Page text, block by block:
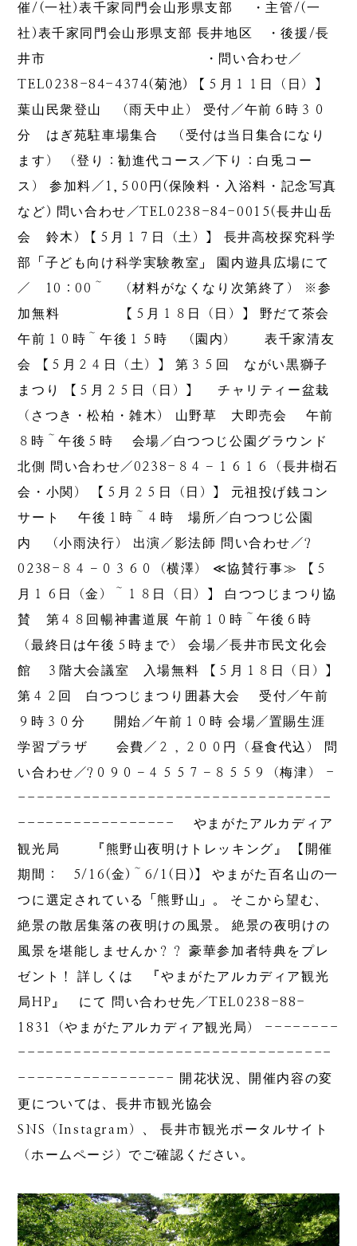
催/(一社)表千家同門会山形県支部 ・主管/(一
社)表千家同門会山形県支部 長井地区 ・後援/長
井市 ・問い合わせ／
TEL0238-84-4374(菊池) 【５月１１日（日）】
葉山民衆登山 （雨天中止） 受付／午前６時３０
分 はぎ苑駐車場集合 （受付は当日集合になり
ます） （登り：勧進代コース／下り：白兎コー
ス） 参加料／1,５00円(保険料・入浴料・記念写真
など) 問い合わせ／TEL0238-84-0015(長井山岳
会 鈴木) 【５月１７日（土）】 長井高校探究科学
部「子ども向け科学実験教室」 園内遊具広場にて
／ 10：00～ （材料がなくなり次第終了） ※参
加無料 【５月１８日（日）】 野だて茶会
午前１０時～午後１５時 （園内） 表千家清友
会 【５月２４日（土）】 第３５回 ながい黒獅子
まつり 【５月２５日（日）】 チャリティー盆栽
（さつき・松柏・雑木） 山野草 大即売会 午前
８時～午後５時 会場／白つつじ公園グラウンド
北側 問い合わせ／0238-８４－１６１６（長井樹石
会・小関） 【５月２５日（日）】 元祖投げ銭コン
サート 午後１時～４時 場所／白つつじ公園
内 （小雨決行） 出演／影法師 問い合わせ／?
0238-８４－０３６０（横澤） ≪協賛行事≫ 【５
月１６日（金）～１８日（日）】 白つつじまつり協
賛 第４８回暢神書道展 午前１０時～午後６時
（最終日は午後５時まで） 会場／長井市民文化会
館 ３階大会議室 入場無料 【５月１８日（日）】
第４２回 白つつじまつり囲碁大会 受付／午前
９時３０分 開始／午前１０時 会場／置賜生涯
学習プラザ 会費／２，２００円（昼食代込） 問
い合わせ／?０９０－４５５７－８５５９（梅津） -
----------------------------------
----------------- やまがたアルカディア
観光局 『熊野山夜明けトレッキング』 【開催
期間： 5/16(金)～6/1(日)】 やまがた百名山の一
つに選定されている「熊野山」。 そこから望む、
絶景の散居集落の夜明けの風景。 絶景の夜明けの
風景を堪能しませんか？？ 豪華参加者特典をプレ
ゼント！ 詳しくは 『やまがたアルカディア観光
局HP』 にて 問い合わせ先／TEL0238-88-
1831（やまがたアルカディア観光局） --------
----------------------------------
----------------- 開花状況、開催内容の変
更については、長井市観光協会
SNS（Instagram）、 長井市観光ポータルサイト
（ホームページ）でご確認ください。